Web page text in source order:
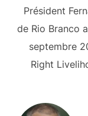
Président
de Rio Branco
septembre
Right